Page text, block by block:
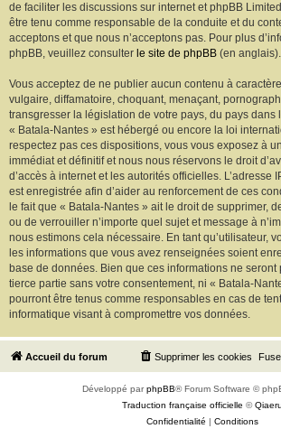
de faciliter les discussions sur internet et phpBB
être tenu comme responsable de la conduite et du
acceptons et que nous n’acceptons pas. Pour plus
phpBB, veuillez consulter le site de phpBB (en anglais).
Vous acceptez de ne publier aucun contenu à
vulgaire, diffamatoire, choquant, menaçant,
transgresser la législation de votre pays, du pays dans
« Batala-Nantes » est hébergé ou encore la loi
respectez pas ces dispositions, vous vous exposez à
immédiat et définitif et nous nous réservons le droit
d’accès à internet et les autorités officielles. L’adresse
est enregistrée afin d’aider au renforcement de ces
le fait que « Batala-Nantes » ait le droit de supprimer,
ou de verrouiller n’importe quel sujet et message à
nous estimons cela nécessaire. En tant qu’utilisateur,
les informations que vous avez renseignées soient
base de données. Bien que ces informations ne seront
tierce partie sans votre consentement, ni « Batala-
pourront être tenus comme responsables en cas de
informatique visant à compromettre vos données.
Accueil du forum Supprimer les cookies
Développé parphpBB® Forum Software ©
Traduction française officielle ©Qiaeru
Confidentialité | Conditions